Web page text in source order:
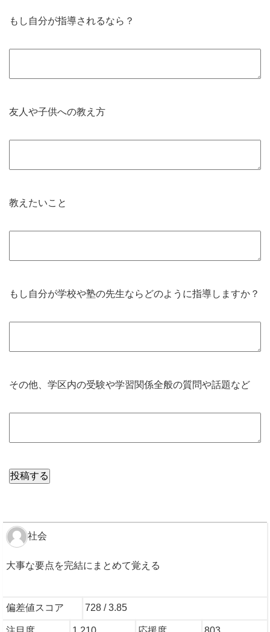
もし自分が指導されるなら？
友人や子供への教え方
教えたいこと
もし自分が学校や塾の先生ならどのように指導しますか？
その他、学区内の受験や学習関係全般の質問や話題など
社会
大事な要点を完結にまとめて覚える
偏差値スコア 728 / 3.85